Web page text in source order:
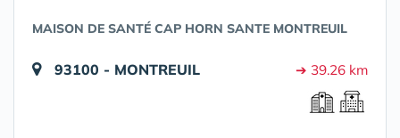
MAISON DE SANTÉ CAP HORN SANTE MONTREUIL
93100 - MONTREUIL ➔ 39.26 km